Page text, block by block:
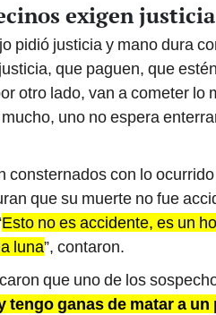
exigen justicia
pidió justicia y mano dura
que paguen, que
otro lado, van a cometer lo
uno no espera
consternados con lo
que su muerte no fue
Esto no es accidente, es un
luna”, contaron.
que uno de los
tengo ganas de matar a un